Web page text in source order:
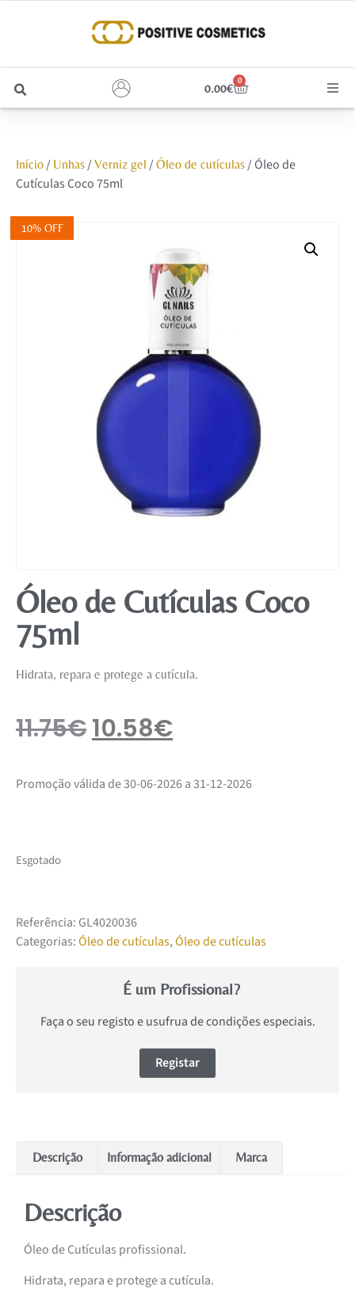
0.00€
0
Unhas
Início/ Unhas/ Verniz gel / Óleo de cutículas/ Óleo de
Cutículas Coco 75ml
10% OFF
Óleo de Cutículas Coco
75ml
Hidrata, repara e protege a cutícula.
11.75€10.58€
Promoção válida de 30-06-2026 a 31-12-2026
Esgotado
Referência: GL4020036
Categorias:Óleo de cutículas,Óleo de cutículas
É um Profissional?
Faça o seu registo e usufrua de condições especiais.
Registar
Descrição Informação adicional Marca
Descrição
Óleo de Cutículas profissional.
Hidrata, repara e protege a cutícula.